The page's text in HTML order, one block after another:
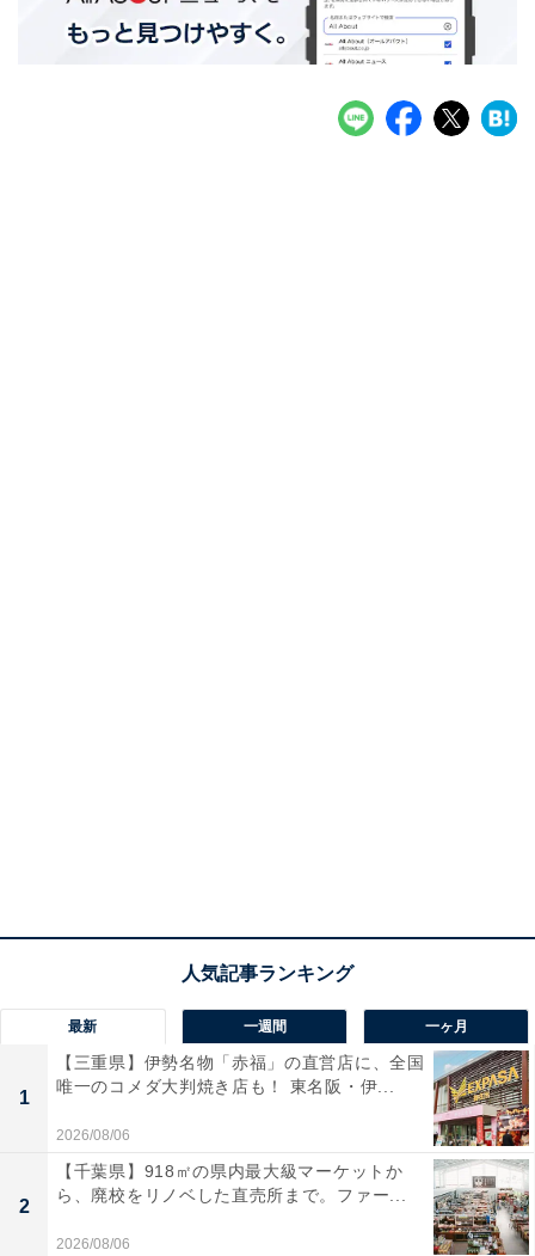
最新 一週間 一ヶ月
1
【三重県】伊勢名物「赤福」の直営店に、全国
唯一のコメダ大判焼き店も！ 東名阪・伊...
2026/08/06
2
【千葉県】918㎡の県内最大級マーケットか
ら、廃校をリノベした直売所まで。ファー...
2026/08/06